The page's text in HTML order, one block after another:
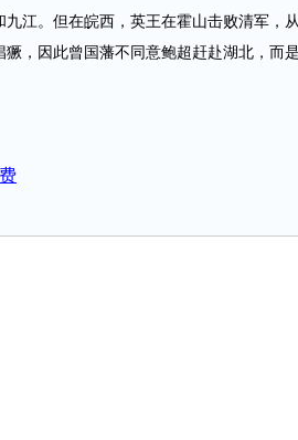
江。但在皖西，英王在霍山击败清军，
，因此曾国藩不同意鲍超赶赴湖北，而